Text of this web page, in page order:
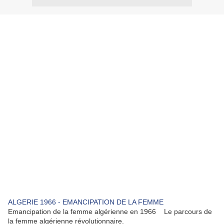
ALGERIE 1966 - EMANCIPATION DE LA FEMME
Emancipation de la femme algérienne en 1966 Le parcours de
la femme algérienne révolutionnaire.